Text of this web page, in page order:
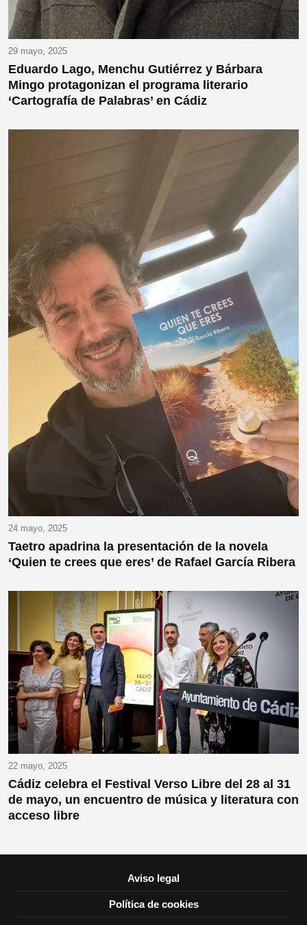
29 mayo, 2025
Eduardo Lago, Menchu Gutiérrez y Bárbara
Mingo protagonizan el programa literario
‘Cartografía de Palabras’ en Cádiz
24 mayo, 2025
Taetro apadrina la presentación de la novela
‘Quien te crees que eres’ de Rafael García Ribera
22 mayo, 2025
Cádiz celebra el Festival Verso Libre del 28 al 31
de mayo, un encuentro de música y literatura con
acceso libre
Aviso legal
Política de cookies